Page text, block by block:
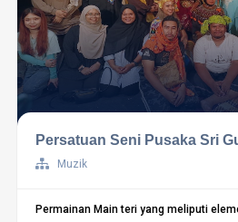
Persatuan Seni Pusaka Sri
Muzik
Permainan Main teri yang meliputi